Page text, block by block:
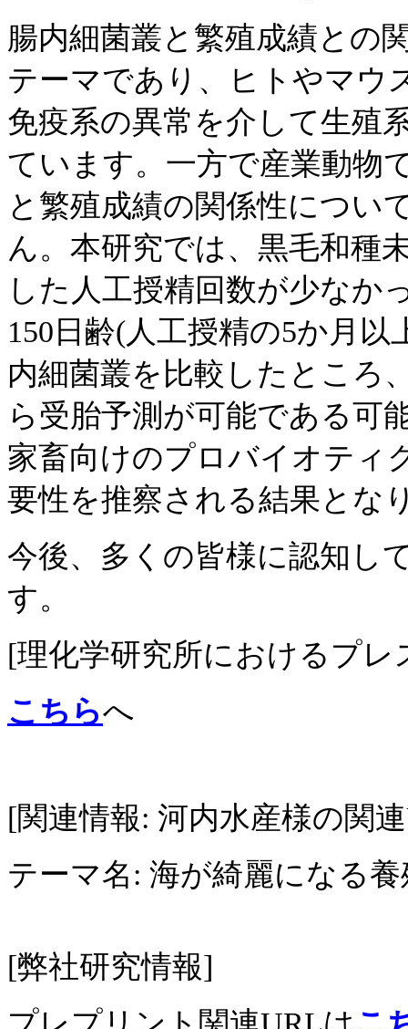
腸内細菌叢と繁殖成績との
テーマであり、ヒトやマウ
免疫系の異常を介して生殖
ています。一方で産業動物
と繁殖成績の関係性につい
ん。本研究では、黒毛和種
した人工授精回数が少なか
150日齢(人工授精の5か月
内細菌叢を比較したところ
ら受胎予測が可能である可
家畜向けのプロバイオティ
要性を推察される結果とな
今後、多くの皆様に認知し
す。
[理化学研究所におけるプレ
こちらへ
[関連情報: 河内水産様の関
テーマ名: 海が綺麗になる
[弊社研究情報]